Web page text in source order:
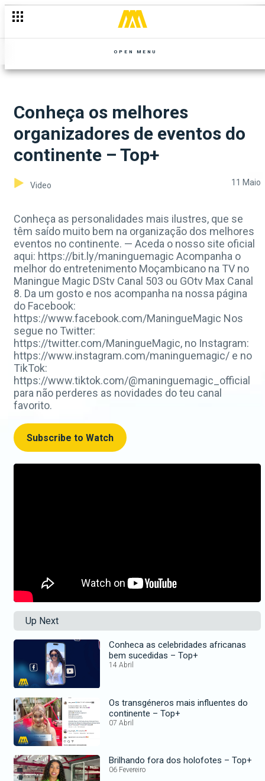
OPEN MENU
Conheça os melhores
organizadores de eventos do
continente – Top+
Video 11 Maio
Conheça as personalidades mais ilustres, que se
têm saído muito bem na organização dos melhores
eventos no continente. — Aceda o nosso site oficial
aqui: https://bit.ly/maninguemagic Acompanha o
melhor do entretenimento Moçambicano na TV no
Maningue Magic DStv Canal 503 ou GOtv Max Canal
8. Da um gosto e nos acompanha na nossa página
do Facebook:
https://www.facebook.com/ManingueMagic Nos
segue no Twitter:
https://twitter.com/ManingueMagic, no Instagram:
https://www.instagram.com/maninguemagic/ e no
TikTok:
https://www.tiktok.com/@maninguemagic_official
para não perderes as novidades do teu canal
favorito.
Subscribe to Watch
Up Next
Conheca as celebridades africanas
bem sucedidas – Top+
14 Abril
Os transgéneros mais influentes do
continente – Top+
07 Abril
Brilhando fora dos holofotes – Top+
06 Fevereiro